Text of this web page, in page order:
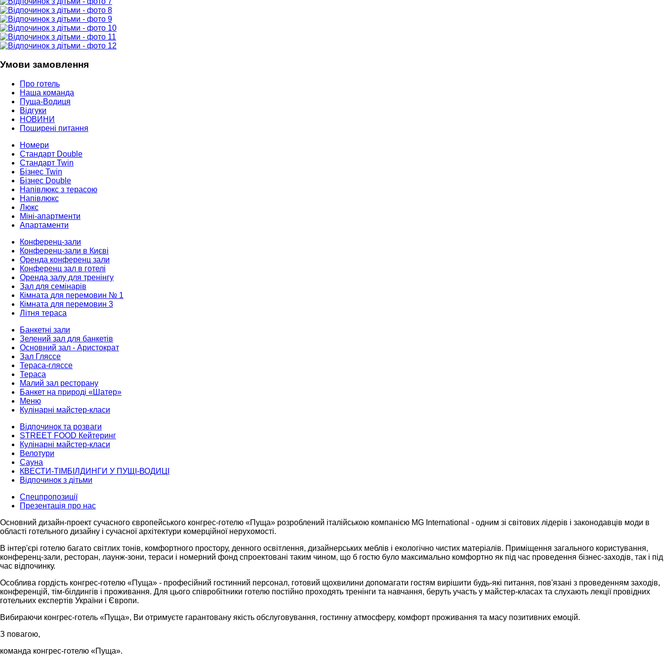
Умови замовлення
Про готель
Наша команда
Пуща-Водиця
Відгуки
НОВИНИ
Поширені питання
Номери
Стандарт Double
Стандарт Twin
Бізнес Twin
Бізнес Double
Напівлюкс з терасою
Напівлюкс
Люкс
Міні-апартменти
Апартаменти
Конференц-зали
Конференц-зали в Києві
Оренда конференц зали
Конференц зал в готелі
Оренда залу для тренінгу
Зал для семінарів
Кімната для перемовин № 1
Кімната для перемовин 3
Літня тераса
Банкетні зали
Зелений зал для банкетів
Основний зал - Аристократ
Зал Гляссе
Тераса-гляссе
Тераса
Малий зал ресторану
Банкет на природі «Шатер»
Меню
Кулінарні майстер-класи
Відпочинок та розваги
STREET FOOD Кейтеринг
Кулінарні майстер-класи
Велотури
Сауна
КВЕСТИ-ТІМБІЛДИНГИ У ПУЩІ-ВОДИЦІ
Відпочинок з дітьми
Спецпропозиції
Презентація про нас
Основний дизайн-проект сучасного європейського конгрес-готелю «Пуща» розроблений італійською компанією MG International - одним зі світових лідерів і законодавців моди в
області готельного дизайну і сучасної архітектури комерційної нерухомості.
В інтер'єрі готелю багато світлих тонів, комфортного простору, денного освітлення, дизайнерських меблів і екологічно чистих матеріалів. Приміщення загального користування,
конференц-зали, ресторан, лаунж-зони, тераси і номерний фонд спроектовані таким чином, що б гостю було максимально комфортно як під час проведення бізнес-заходів, так і під
час відпочинку.
Особлива гордість конгрес-готелю «Пуща» - професійний гостинний персонал, готовий щохвилини допомагати гостям вирішити будь-які питання, пов'язані з проведенням заходів,
конференцій, тім-білдингів і проживання. Для цього співробітники готелю постійно проходять тренінги та навчання, беруть участь у майстер-класах та слухають лекції провідних
готельних експертів України і Європи.
Вибираючи конгрес-готель «Пуща», Ви отримуєте гарантовану якість обслуговування, гостинну атмосферу, комфорт проживання та масу позитивних емоцій.
З повагою,
команда конгрес-готелю «Пуща».